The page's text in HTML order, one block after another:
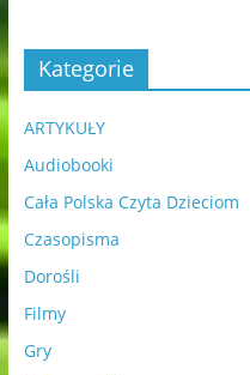
Kategorie
ARTYKUŁY
Audiobooki
Cała Polska Czyta Dzieciom
Czasopisma
Dorośli
Filmy
Gry